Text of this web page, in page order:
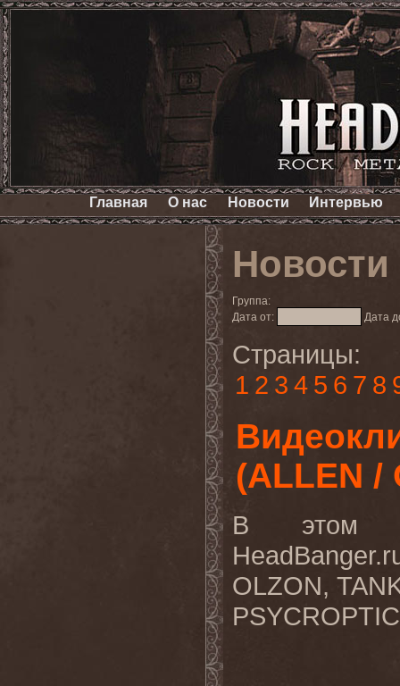
Главная О нас Новости Интервью
Новости
Группа:
Дата от:
Дата
Страницы:
1 2 3 4 5 6 7 8
(ALLEN /
В этом
OLZON,